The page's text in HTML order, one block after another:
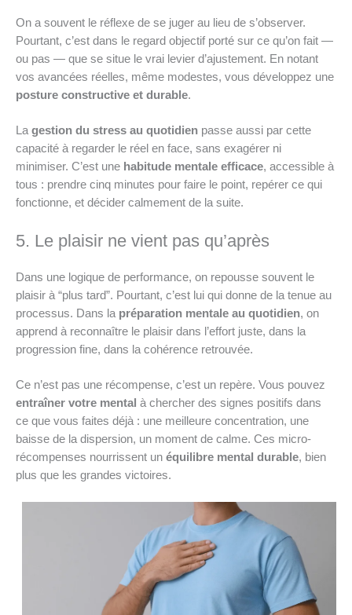
On a souvent le réflexe de se juger au lieu de s’observer.
Pourtant, c’est dans le regard objectif porté sur ce qu’on fait —
ou pas — que se situe le vrai levier d’ajustement. En notant
vos avancées réelles, même modestes, vous développez une
posture constructive et durable.
La gestion du stress au quotidien passe aussi par cette
capacité à regarder le réel en face, sans exagérer ni
minimiser. C’est une habitude mentale efficace, accessible à
tous : prendre cinq minutes pour faire le point, repérer ce qui
fonctionne, et décider calmement de la suite.
5. Le plaisir ne vient pas qu’après
Dans une logique de performance, on repousse souvent le
plaisir à “plus tard”. Pourtant, c’est lui qui donne de la tenue au
processus. Dans la préparation mentale au quotidien, on
apprend à reconnaître le plaisir dans l’effort juste, dans la
progression fine, dans la cohérence retrouvée.
Ce n’est pas une récompense, c’est un repère. Vous pouvez
entraîner votre mental à chercher des signes positifs dans
ce que vous faites déjà : une meilleure concentration, une
baisse de la dispersion, un moment de calme. Ces micro-
récompenses nourrissent un équilibre mental durable, bien
plus que les grandes victoires.